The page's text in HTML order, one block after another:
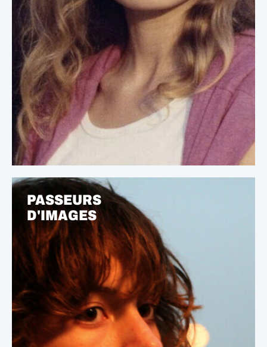
PASSEURS
D'IMAGES